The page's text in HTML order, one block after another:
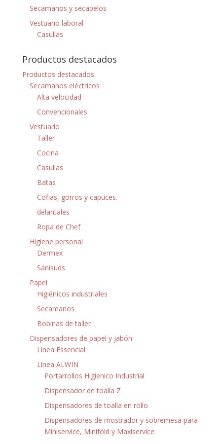
Secamanos y secapelos
Vestuario laboral
Casullas
Productos destacados
Productos destacados
Secamanos eléctricos
Alta velocidad
Convencionales
Vestuario
Taller
Cocina
Casullas
Batas
Cofias, gorros y capuces.
delantales
Ropa de Chef
Higiene personal
Dermex
Sanisuds
Papel
Higiénicos industriales
Secamanos
Bobinas de taller
Dispensadores de papel y jabón
Línea Essencial
Línea ALWIN
Portarrollos Higienico Industrial
Dispensador de toalla Z
Dispensadores de toalla en rollo
Dispensadores de mostrador y sobremesa para
Miniservice, Minifold y Maxiservice